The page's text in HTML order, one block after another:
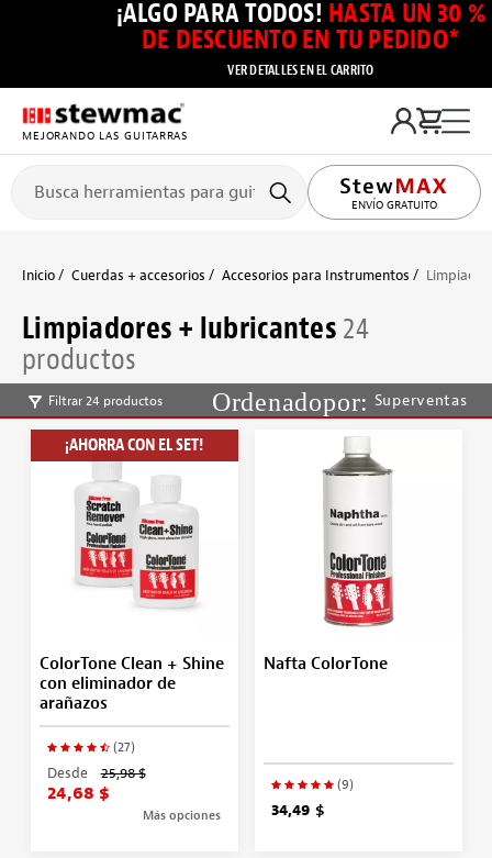
¡ALGO PARA TODOS! HASTA UN 30 %
DE DESCUENTO EN TU PEDIDO*
VER DETALLES EN EL CARRITO
MEJORANDO LAS GUITARRAS
ENVÍO GRATUITO
Inicio Cuerdas + accesorios Accesorios para Instrumentos
Limpiadores + lubricantes24
productos
Filtrar 24 productos Superventas
¡AHORRA CON EL SET!
ColorTone Clean + Shine
con eliminador de
arañazos
(27)
Desde 25,98 $
24,68 $
Más opciones
Nafta ColorTone
(9)
34,49 $